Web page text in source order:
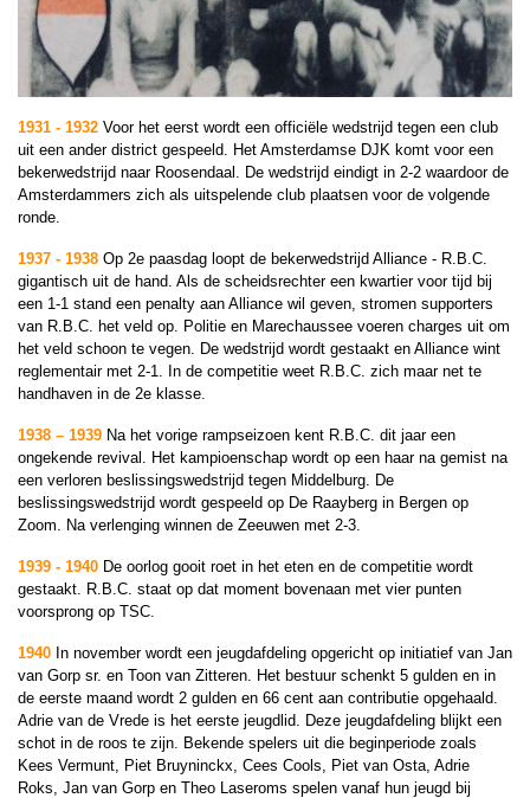
1931 - 1932 Voor het eerst wordt een officiële wedstrijd tegen een club
uit een ander district gespeeld. Het Amsterdamse DJK komt voor een
bekerwedstrijd naar Roosendaal. De wedstrijd eindigt in 2-2 waardoor de
Amsterdammers zich als uitspelende club plaatsen voor de volgende
ronde.
1937 - 1938 Op 2e paasdag loopt de bekerwedstrijd Alliance - R.B.C.
gigantisch uit de hand. Als de scheidsrechter een kwartier voor tijd bij
een 1-1 stand een penalty aan Alliance wil geven, stromen supporters
van R.B.C. het veld op. Politie en Marechaussee voeren charges uit om
het veld schoon te vegen. De wedstrijd wordt gestaakt en Alliance wint
reglementair met 2-1. In de competitie weet R.B.C. zich maar net te
handhaven in de 2e klasse.
1938 – 1939 Na het vorige rampseizoen kent R.B.C. dit jaar een
ongekende revival. Het kampioenschap wordt op een haar na gemist na
een verloren beslissingswedstrijd tegen Middelburg. De
beslissingswedstrijd wordt gespeeld op De Raayberg in Bergen op
Zoom. Na verlenging winnen de Zeeuwen met 2-3.
1939 - 1940 De oorlog gooit roet in het eten en de competitie wordt
gestaakt. R.B.C. staat op dat moment bovenaan met vier punten
voorsprong op TSC.
1940 In november wordt een jeugdafdeling opgericht op initiatief van Jan
van Gorp sr. en Toon van Zitteren. Het bestuur schenkt 5 gulden en in
de eerste maand wordt 2 gulden en 66 cent aan contributie opgehaald.
Adrie van de Vrede is het eerste jeugdlid. Deze jeugdafdeling blijkt een
schot in de roos te zijn. Bekende spelers uit die beginperiode zoals
Kees Vermunt, Piet Bruyninckx, Cees Cools, Piet van Osta, Adrie
Roks, Jan van Gorp en Theo Laseroms spelen vanaf hun jeugd bij